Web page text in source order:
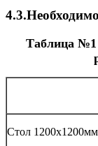
Таблица №1
Стол 1200х1200мм